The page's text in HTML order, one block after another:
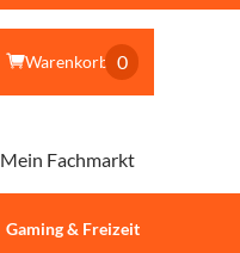
Warenkorb 0
Gaming & Freizeit
Mein Fachmarkt